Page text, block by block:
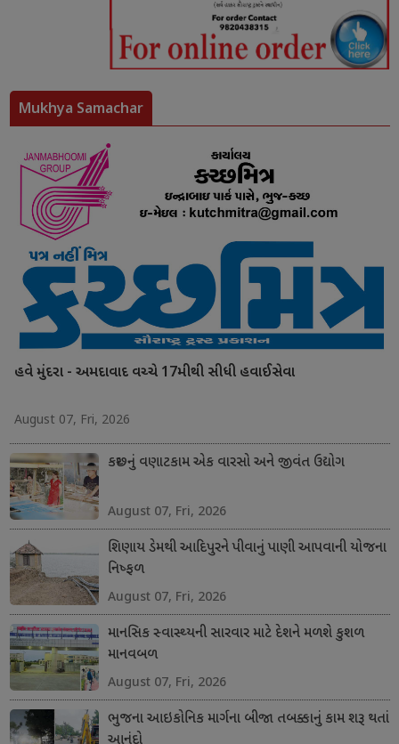
Mukhya Samachar
હવે મુંદરા - અમદાવાદ વચ્ચે 17મીથી સીધી હવાઈસેવા
August 07, Fri, 2026
કચ્છનું વણાટકામ એક વારસો અને જીવંત ઉદ્યોગ
August 07, Fri, 2026
શિણાય ડેમથી આદિપુરને પીવાનું પાણી આપવાની યોજના
નિષ્ફળ
August 07, Fri, 2026
માનસિક સ્વાસ્થ્યની સારવાર માટે દેશને મળશે કુશળ
માનવબળ
August 07, Fri, 2026
ભુજના આઇકોનિક માર્ગના બીજા તબક્કાનું કામ શરૂ થતાં